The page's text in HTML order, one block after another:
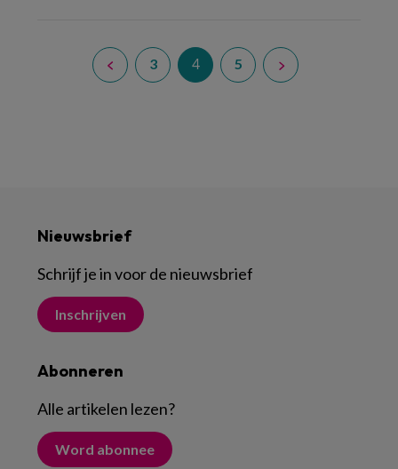
3 4 5
Nieuwsbrief
Schrijf je in voor de nieuwsbrief
Inschrijven
Abonneren
Alle artikelen lezen?
Word abonnee